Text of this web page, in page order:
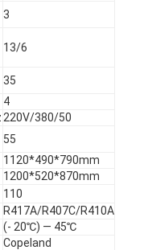
3
13/6
35
4
220V/380/50
55
1120*490*790mm
1200*520*870mm
110
R417A/R407C/R410A
(- 20℃) — 45℃
Copeland